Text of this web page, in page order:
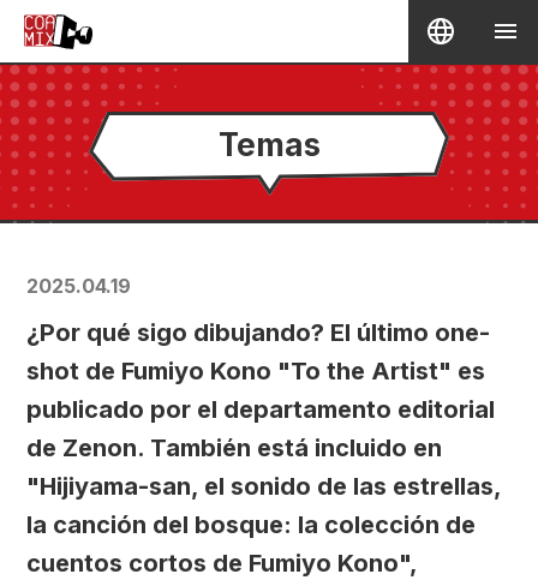
Temas
2025.04.19
¿Por qué sigo dibujando? El último one-
shot de Fumiyo Kono "To the Artist" es
publicado por el departamento editorial
de Zenon. También está incluido en
"Hijiyama-san, el sonido de las estrellas,
la canción del bosque: la colección de
cuentos cortos de Fumiyo Kono",